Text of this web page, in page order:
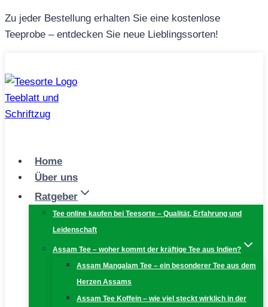
Zum
Inhalt
Zu jeder Bestellung erhalten Sie eine kostenlose
Teeprobe – entdecken Sie neue Lieblingssorten!
Home
Über uns
Ratgeber
Tee online kaufen bei Teesorte – Qualität, Erfahrung und
Leidenschaft
Assam Tee – woher kommt der kräftige Tee aus Indien?
Assam Mangalam Tee – ein besonderer Tee aus dem
Herzen Assams
Assam Tee Koffein – wie viel steckt wirklich in der